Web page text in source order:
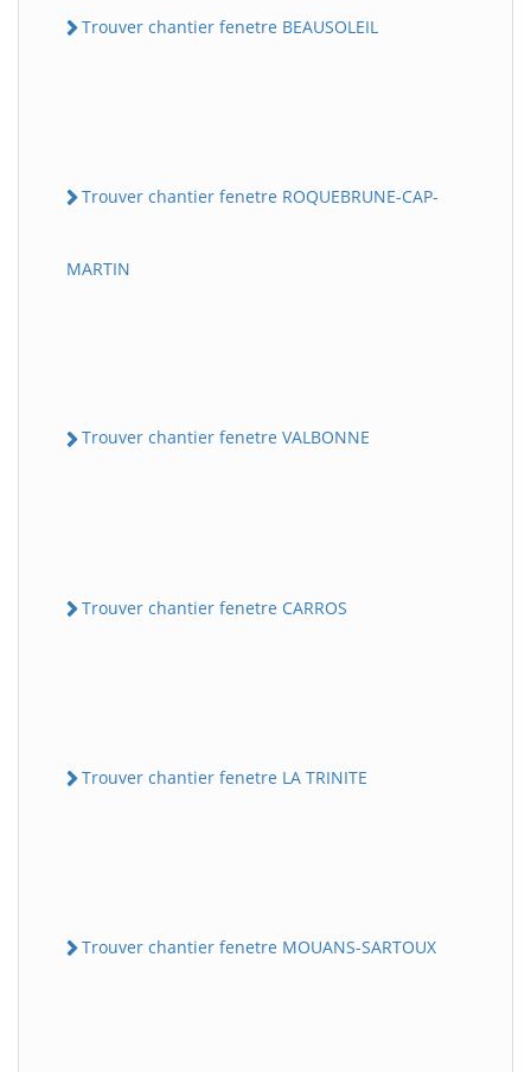
Trouver chantier fenetre BEAUSOLEIL
Trouver chantier fenetre ROQUEBRUNE-CAP-
MARTIN
Trouver chantier fenetre VALBONNE
Trouver chantier fenetre CARROS
Trouver chantier fenetre LA TRINITE
Trouver chantier fenetre MOUANS-SARTOUX